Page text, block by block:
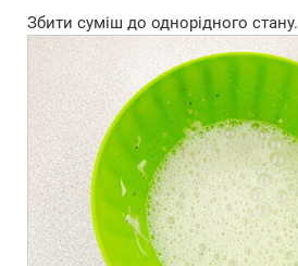
Збити суміш до однорідного стану.